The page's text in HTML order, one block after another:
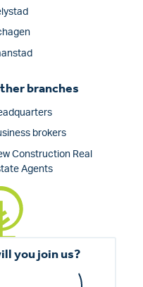
branches
brokers
Construction Real
Agents
you join us?